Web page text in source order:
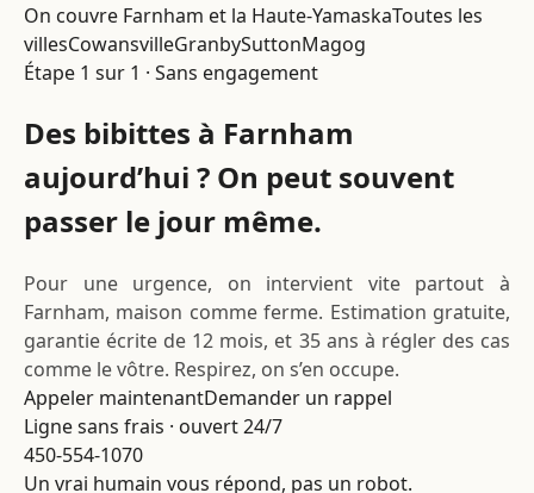
On couvre Farnham et la Haute-YamaskaToutes les
villesCowansvilleGranbySuttonMagog
Étape 1 sur 1 · Sans engagement
Des bibittes à Farnham
aujourd’hui ? On peut souvent
passer le jour même.
Pour une urgence, on intervient vite partout à
Farnham, maison comme ferme. Estimation gratuite,
garantie écrite de 12 mois, et 35 ans à régler des cas
comme le vôtre. Respirez, on s’en occupe.
Appeler maintenantDemander un rappel
Ligne sans frais · ouvert 24/7
450-554-1070
Un vrai humain vous répond, pas un robot.